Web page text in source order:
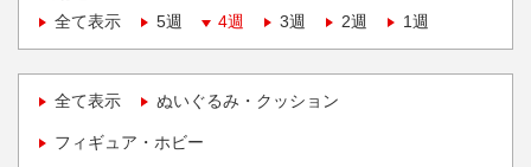
全て表示
5週 4週 3週 2週 1週
全て表示 ぬいぐるみ・クッション
フィギュア・ホビー